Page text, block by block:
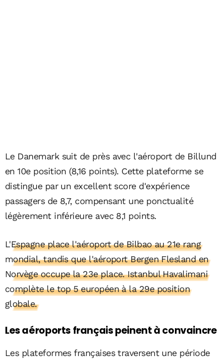
Le Danemark suit de près avec l'aéroport de Billund
en 10e position (8,16 points). Cette plateforme se
distingue par un excellent score d'expérience
passagers de 8,7, compensant une ponctualité
légèrement inférieure avec 8,1 points.
L'Espagne place l'aéroport de Bilbao au 21e rang
mondial, tandis que l'aéroport Bergen Flesland en
Norvège occupe la 23e place. Istanbul Havalimani
complète le top 5 européen à la 29e position
globale.
Les aéroports français peinent à convaincre
Les plateformes françaises traversent une période